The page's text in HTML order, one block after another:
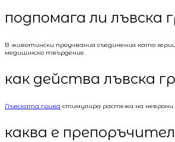
подпомага ли лъвска
В животински проучвания съединения като
медицинско твърдение.
как действа лъвска
Лъвската грива стимулира растежа на неврони
каква е